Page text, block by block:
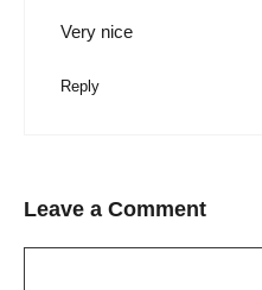
Very nice
Reply
Leave a Comment